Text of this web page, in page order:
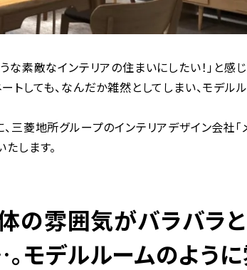
な素敵なインテリアの住まいにしたい！」と感
トしても、なんだか雑然としてしまい、モデ
三菱地所グループのインテリアデザイン会社「
します。
の雰囲気がバラバラと
モデルルームのよう